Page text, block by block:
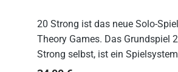
20 Strong ist das neue Solo-
Theory Games. Das Grundspiel
Strong selbst, ist ein
einfachen Regeln. Um es zu